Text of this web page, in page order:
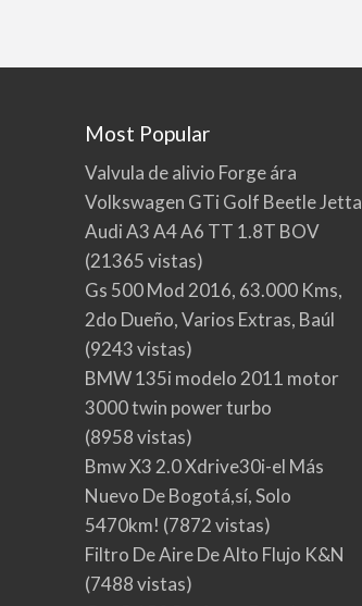
Most Popular
Valvula de alivio Forge ára
Volkswagen GTi Golf Beetle Jetta
Audi A3 A4 A6 TT 1.8T BOV
(21365 vistas)
Gs 500 Mod 2016, 63.000 Kms,
2do Dueño, Varios Extras, Baúl
(9243 vistas)
BMW 135i modelo 2011 motor
3000 twin power turbo
(8958 vistas)
Bmw X3 2.0 Xdrive30i-el Más
Nuevo De Bogotá,sí, Solo
5470km! (7872 vistas)
Filtro De Aire De Alto Flujo K&N
(7488 vistas)